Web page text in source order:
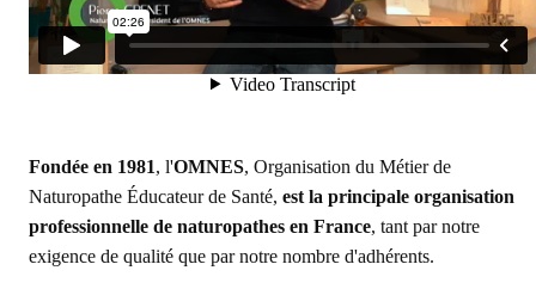
Fondée en 1981, l'OMNES, Organisation du Métier de
Naturopathe Éducateur de Santé, est la principale organisation
professionnelle de naturopathes en France, tant par notre
exigence de qualité que par notre nombre d'adhérents.